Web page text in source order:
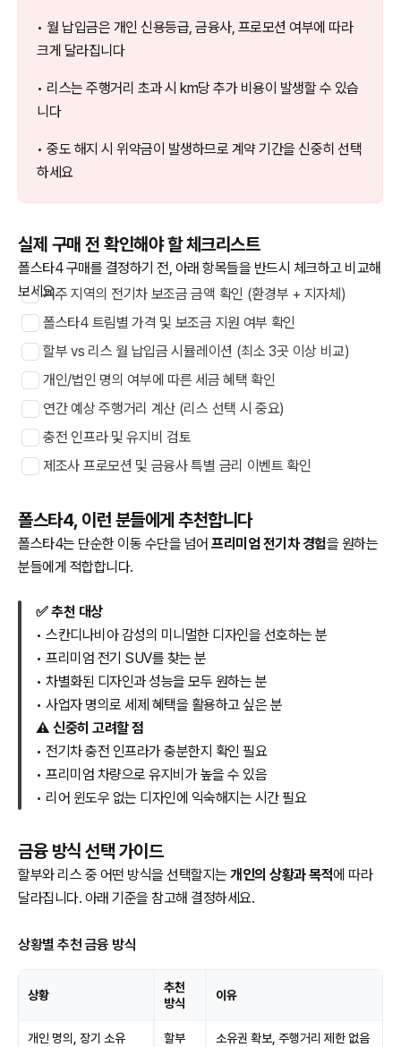
• 월 납입금은 개인 신용등급, 금융사, 프로모션 여부에 따라
크게 달라집니다
• 리스는 주행거리 초과 시 km당 추가 비용이 발생할 수 있습
니다
• 중도 해지 시 위약금이 발생하므로 계약 기간을 신중히 선택
하세요
실제 구매 전 확인해야 할 체크리스트
폴스타4 구매를 결정하기 전, 아래 항목들을 반드시 체크하고 비교해
보세요.거주 지역의 전기차 보조금 금액 확인 (환경부 + 지자체)
폴스타4 트림별 가격 및 보조금 지원 여부 확인
할부 vs 리스 월 납입금 시뮬레이션 (최소 3곳 이상 비교)
개인/법인 명의 여부에 따른 세금 혜택 확인
연간 예상 주행거리 계산 (리스 선택 시 중요)
충전 인프라 및 유지비 검토
제조사 프로모션 및 금융사 특별 금리 이벤트 확인
폴스타4, 이런 분들에게 추천합니다
폴스타4는 단순한 이동 수단을 넘어 프리미엄 전기차 경험을 원하는
분들에게 적합합니다.
✅ 추천 대상
• 스칸디나비아 감성의 미니멀한 디자인을 선호하는 분
• 프리미엄 전기 SUV를 찾는 분
• 차별화된 디자인과 성능을 모두 원하는 분
• 사업자 명의로 세제 혜택을 활용하고 싶은 분
⚠️ 신중히 고려할 점
• 전기차 충전 인프라가 충분한지 확인 필요
• 프리미엄 차량으로 유지비가 높을 수 있음
• 리어 윈도우 없는 디자인에 익숙해지는 시간 필요
금융 방식 선택 가이드
할부와 리스 중 어떤 방식을 선택할지는 개인의 상황과 목적에 따라
달라집니다. 아래 기준을 참고해 결정하세요.
상황별 추천 금융 방식
상황
추천
방식
이유
개인 명의, 장기 소유 할부 소유권 확보, 주행거리 제한 없음